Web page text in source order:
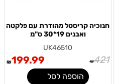
חנוכיה קריסטל מהודרת עם פלקטה
ואבנים 19*30 ס"מ
UK46510
₪421
₪199.99
הוספה לסל